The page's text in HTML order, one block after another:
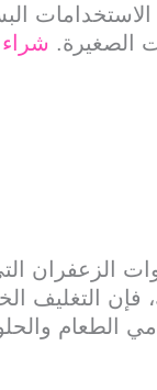
الصغيرة.
التي
التغليف
الطعام